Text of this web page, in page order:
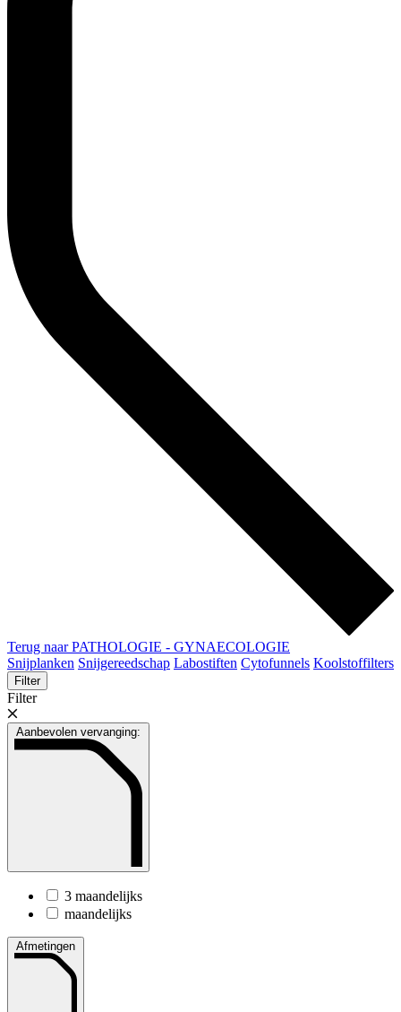
Terug naar PATHOLOGIE - GYNAECOLOGIE
Snijplanken Snijgereedschap Labostiften Cytofunnels Koolstoffilters
Filter
Filter
Aanbevolen vervanging:
3 maandelijks
maandelijks
Afmetingen